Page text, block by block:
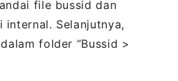
file bussid dan
internal. Selanjutnya,
folder “Bussid >